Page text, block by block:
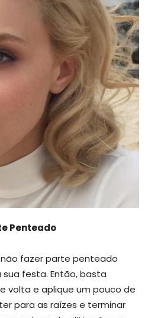
Penteado
fazer parte penteado
festa. Então, basta
volta e aplique um pouco de
para as raízes e terminar